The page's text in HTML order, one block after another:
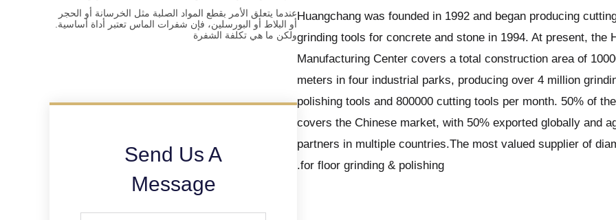
Huangchang was founded in 1992 and began producing
grinding tools for concrete and stone in 1994. At present, the
Manufacturing Center covers a total construction area of
meters in four industrial parks, producing over 4 million
polishing tools and 800000 cutting tools per month. 50% of
covers the Chinese market, with 50% exported globally and
partners in multiple countries.The most valued supplier of
for floor grinding & polishing.
عندما يتعلق الأمر بقطع المواد الصلبة مثل الخرسانة أو الحجر
أو البلاط أو البورسلين، فإن شفرات الماس تعتبر أداة أساسية.
ولكن ما هي تكلفة الشفرة
Send Us A
Message